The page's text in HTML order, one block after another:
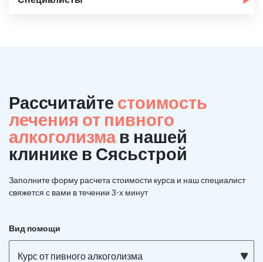
Рассчитайте стоимость
лечения от пивного
алкоголизма в нашей
клинике в Сясьстрой
Заполните форму расчета стоимости курса и наш специалист
свяжется с вами в течении 3-х минут
Вид помощи
Курс от пивного алкоголизма